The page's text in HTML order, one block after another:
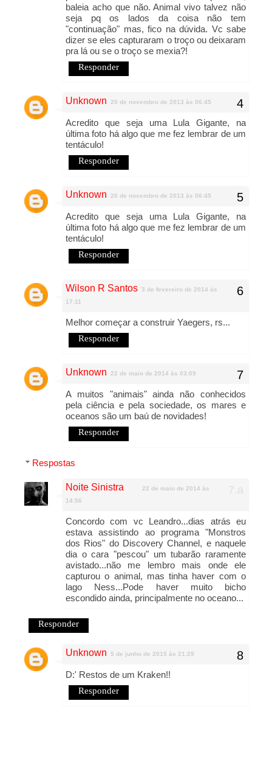
baleia acho que não. Animal vivo talvez não
seja pq os lados da coisa não tem
"continuação" mas, fico na dúvida. Vc sabe
dizer se eles capturaram o troço ou deixaram
pra lá ou se o troço se mexia?!
Responder
Unknown 20 de novembro de 2013 às 06:45
Acredito que seja uma Lula Gigante, na
última foto há algo que me fez lembrar de um
tentáculo!
Responder
Unknown 20 de novembro de 2013 às 06:45
Acredito que seja uma Lula Gigante, na
última foto há algo que me fez lembrar de um
tentáculo!
Responder
Wilson R Santos 3 de fevereiro de 2014 às
17:11
Melhor começar a construir Yaegers, rs...
Responder
Unknown 22 de maio de 2014 às 03:09
A muitos "animais" ainda não conhecidos
pela ciência e pela sociedade, os mares e
oceanos são um baú de novidades!
Responder
Respostas
Noite Sinistra
22 de maio de 2014 às
14:56
Concordo com vc Leandro...dias atrás eu
estava assistindo ao programa "Monstros
dos Rios" do Discovery Channel, e naquele
dia o cara "pescou" um tubarão raramente
avistado...não me lembro mais onde ele
capturou o animal, mas tinha haver com o
lago Ness...Pode haver muito bicho
escondido ainda, principalmente no oceano...
Responder
Unknown 5 de junho de 2015 às 21:29
D:' Restos de um Kraken!!
Responder